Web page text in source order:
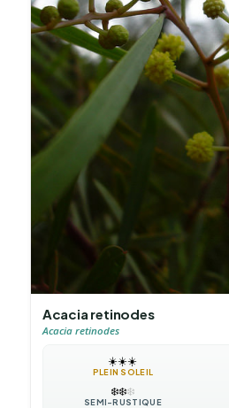
Acacia retinodes
Acacia retinodes
☀️☀️☀️
PLEIN SOLEIL
❄️❄️❄️
SEMI-RUSTIQUE